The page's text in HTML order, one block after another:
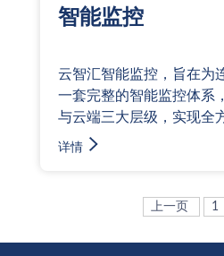
智能监控
云智汇智能监控，旨在为
一套完整的智能监控体系
与云端三大层级，实现全
防管理。系统以高效、安
备份、总部集中管控等核
运营风险，助力连锁品牌
详情
上一页 1